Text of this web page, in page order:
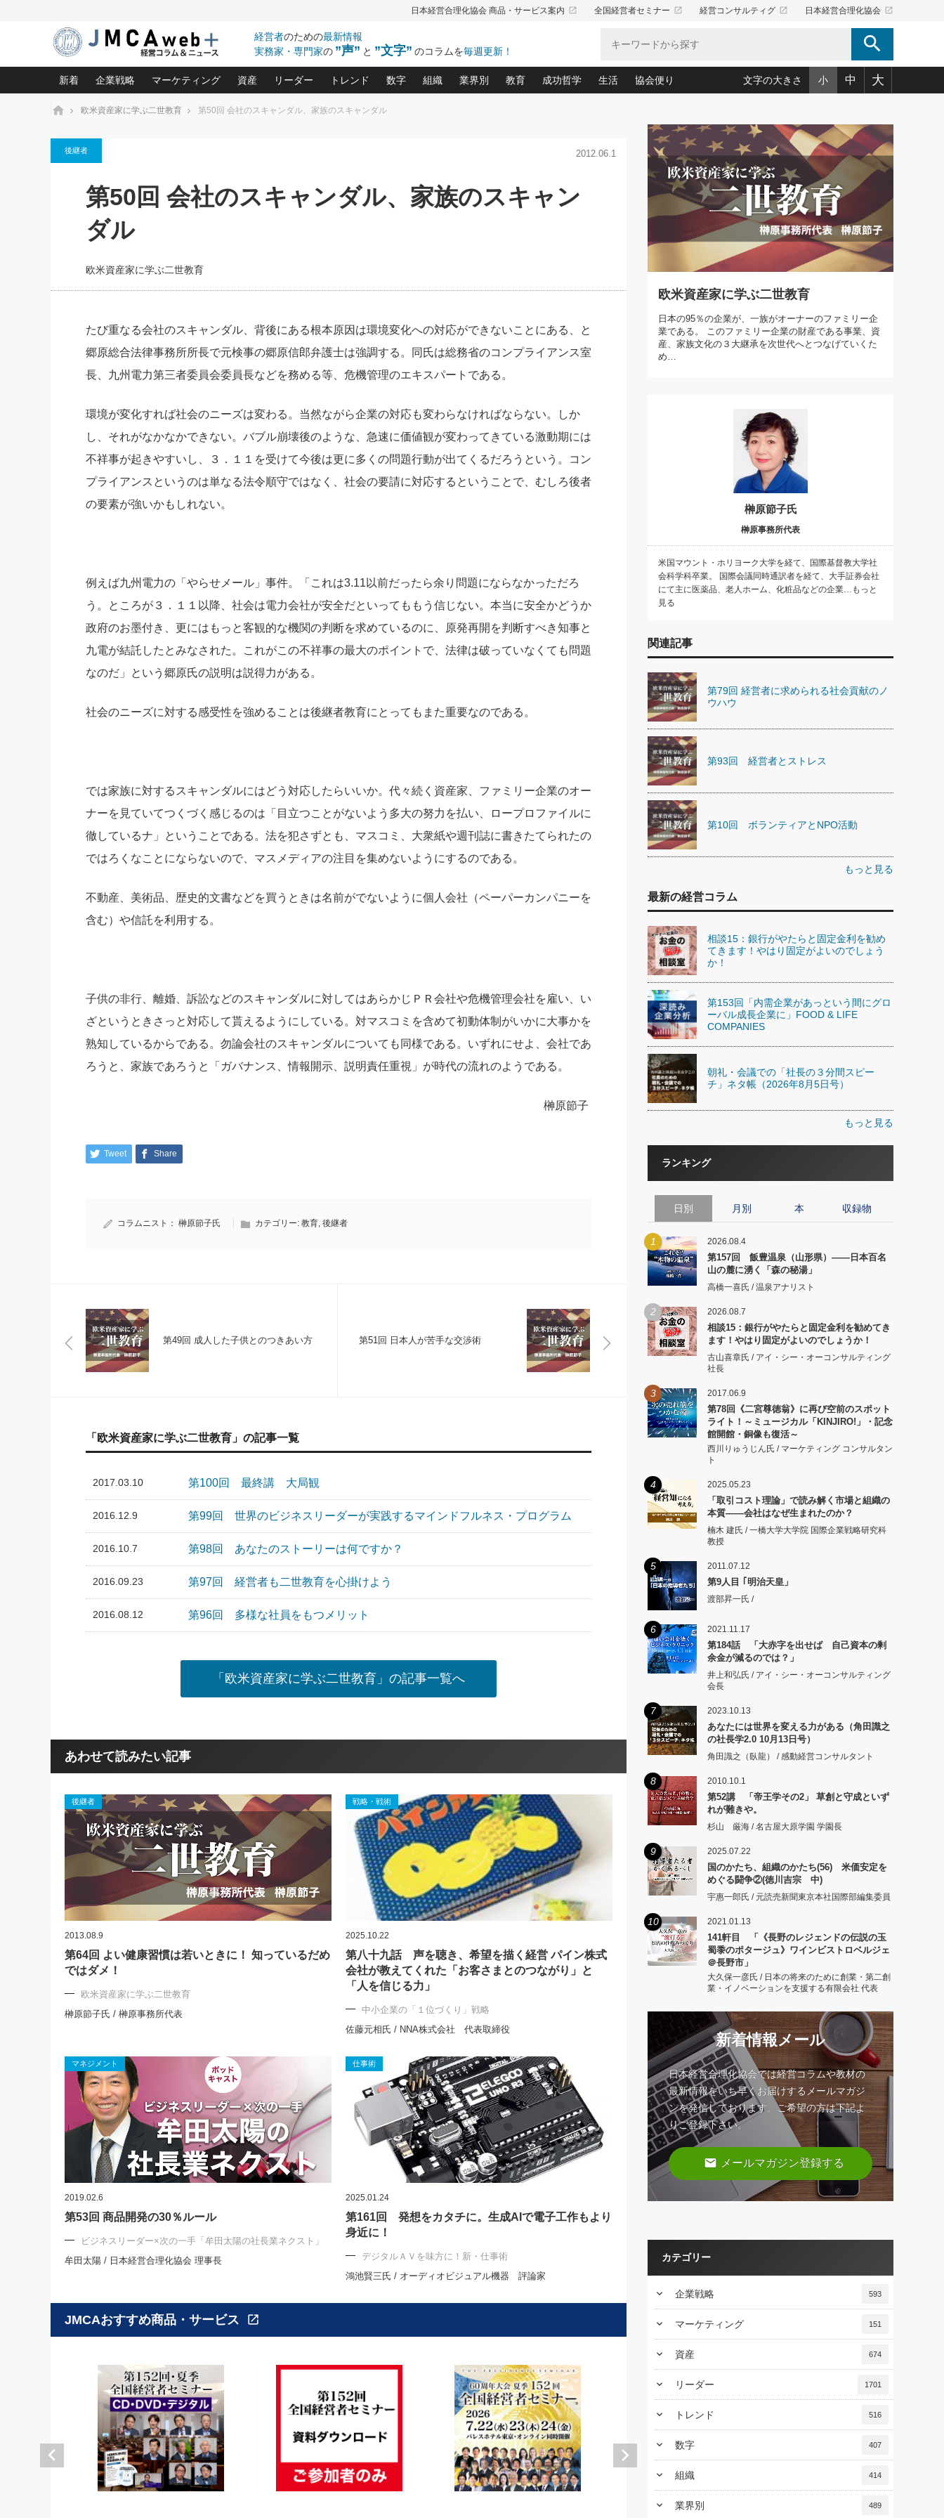
日本経営合理化協会 商品・サービス案内 launch 全国経営者セミナー launch 経営コンサルティグ launch 日本経営合理化協会 launch
経営者のための最新情報
実務家・専門家の ”声” と ”文字” のコラムを毎週更新！ search
新着
相談15：銀行がやたらと固定金
利を勧めてきます！やはり固定
がよいのでしょうか！
2026.08.7
日号）
2026.08.5 2026.08.5
第86回 「言葉狩り」
もっとみる
企業戦略
中小企業の「１位づくり」戦略(96)
利益を最大化する「業務改善」横田尚哉氏(5)
強い会社を築く ビジネス・クリニック(240)
日本レーザー「人を大切にしながら利益を上げる経営」の極意
(3)
武器としてのM&A入門(3)
社長のための“儲かる通販”戦略視点(151)
継続経営 百話百行(85)
マーケティング
ロングセラーの玉手箱(9)
資産
中国経済の最新動向(204)
事業承継の前に、決めておきたい、知っておきたい、やってお
リーダー
ピョートル・F・グジバチの『経営戦略の新常識』(12)
次もあなたにお願いしたいと思われる「一流の仕事術」(28)
社長の右腕をつくる 人と組織を動かす(200)
酒井英之の社長のビジョン実現道場(10)
トレンド
北村森の「今月のヒット商品」(109)
数字
おカネが残る決算書にするために、やっておきたいこと(34)
会社を守り抜くための緊急対策(100)
強い決算書の会社はココが違う！(36)
銀行交渉はこうしなさい！(12)
組織
職場の生産性を下げるハラスメントの予防策(10)
賃金決定の定石(68)
業界別
大久保一彦の“流行る”お店の仕組みづくり(210)
柿内幸夫─社長のための現場改善(174)
教育
あなただからお願いしたいと思われる 気配りの達人(127)
クレーム対応 実践マニュアル(92)
クレーム対応の新知識と新常識(57)
デキル社員に育てる！ 社員教育の決め手(203)
社長のための“全員営業”(30)
行動科学マネジメント(5)
成功哲学
中国哲学に学ぶ 不況は会社守成の好機(38)
令和時代の「社長の人間力の磨き方」(86)
先人の名句名言の教え 東洋思想に学ぶ経営学(132)
渡部昇一の「日本の指導者たち」(32)
生活
おのころ心平の ──社長のための「か・ら・だマネジメント」
(50)
デジタルＡＶを味方に！新・仕事術(180)
リーダー脳の鍛え方(32)
ワインを楽しむ基礎レッスン(12)
必読！社長が読むべき今月の4冊(88)
眼と耳で楽しむ読書術(162)
社長の「氣」(30)
米国スポーツ・ビジネスに学ぶ心理学(98)
高橋一喜の『これぞ！"本物の温泉"』(157)
協会便り
「愛読者通信」著者インタビュー(44)
ビジネス見聞録 経営ニュース(100)
作間信司の経営無形庵(けいえいむぎょうあん)(166)
経営セミナー情報局(1)
繁栄への着眼点 牟田太陽(76)
講話を聞いて学ぼう 実学・耳学・磨く「ミミガク」のすすめ
文字の大きさ 小 中 大
ホーム 欧米資産家に学ぶ二世教育 第50回 会社のスキャンダル、家族のスキャンダル
後継者 2012.06.1
第50回 会社のスキャンダル、家族のスキャン
ダル
欧米資産家に学ぶ二世教育
たび重なる会社のスキャンダル、背後にある根本原因は環境変化への対応ができないことにある、と
郷原総合法律事務所所長で元検事の郷原信郎弁護士は強調する。同氏は総務省のコンプライアンス室
長、九州電力第三者委員会委員長などを務める等、危機管理のエキスパートである。
環境が変化すれば社会のニーズは変わる。当然ながら企業の対応も変わらなければならない。しか
し、それがなかなかできない。バブル崩壊後のような、急速に価値観が変わってきている激動期には
不祥事が起きやすいし、３．１１を受けて今後は更に多くの問題行動が出てくるだろうという。コン
プライアンスというのは単なる法令順守ではなく、社会の要請に対応するということで、むしろ後者
の要素が強いかもしれない。
例えば九州電力の「やらせメール」事件。「これは3.11以前だったら余り問題にならなかっただろ
う。ところが３．１１以降、社会は電力会社が安全だといってももう信じない。本当に安全かどうか
政府のお墨付き、更にはもっと客観的な機関の判断を求めているのに、原発再開を判断すべき知事と
九電が結託したとみなされた。これがこの不祥事の最大のポイントで、法律は破っていなくても問題
なのだ」という郷原氏の説明は説得力がある。
社会のニーズに対する感受性を強めることは後継者教育にとってもまた重要なのである。
では家族に対するスキャンダルにはどう対応したらいいか。代々続く資産家、ファミリー企業のオー
ナーを見ていてつくづく感じるのは「目立つことがないよう多大の努力を払い、ロープロファイルに
徹しているナ」ということである。法を犯さずとも、マスコミ、大衆紙や週刊誌に書きたてられたの
ではろくなことにならないので、マスメディアの注目を集めないようにするのである。
不動産、美術品、歴史的文書などを買うときは名前がでないように個人会社（ペーパーカンパニーを
含む）や信託を利用する。
子供の非行、離婚、訴訟などのスキャンダルに対してはあらかじＰＲ会社や危機管理会社を雇い、い
ざというときさっと対応して貰えるようにしている。対マスコミを含めて初動体制がいかに大事かを
熟知しているからである。勿論会社のスキャンダルについても同様である。いずれにせよ、会社であ
ろうと、家族であろうと「ガバナンス、情報開示、説明責任重視」が時代の流れのようである。
榊原節子
Tweet Share
コラムニスト： 榊原節子氏 カテゴリー: 教育, 後継者
第49回 成人した子供とのつきあい方 第51回 日本人が苦手な交渉術
「欧米資産家に学ぶ二世教育」の記事一覧
2017.03.10 第100回 最終講 大局観
2016.12.9 第99回 世界のビジネスリーダーが実践するマインドフルネス・プログラム
2016.10.7 第98回 あなたのストーリーは何ですか？
2016.09.23 第97回 経営者も二世教育を心掛けよう
2016.08.12 第96回 多様な社員をもつメリット
「欧米資産家に学ぶ二世教育」の記事一覧へ
あわせて読みたい記事
後継者
2013.08.9
第64回 よい健康習慣は若いときに！ 知っているだめ
ではダメ！
欧米資産家に学ぶ二世教育
榊原節子氏 / 榊原事務所代表
戦略・戦術
2025.10.22
第八十九話 声を聴き、希望を描く経営 パイン株式
会社が教えてくれた「お客さまとのつながり」と
「人を信じる力」
中小企業の「１位づくり」戦略
佐藤元相氏 / NNA株式会社 代表取締役
マネジメント
2019.02.6
第53回 商品開発の30％ルール
ビジネスリーダー×次の一手「牟田太陽の社長業ネクスト」
牟田太陽 / 日本経営合理化協会 理事長
仕事術
2025.01.24
第161回 発想をカタチに。生成AIで電子工作もより
身近に！
デジタルＡＶを味方に！新・仕事術
鴻池賢三氏 / オーディオビジュアル機器 評論家
JMCAおすすめ商品・サービス open_in_new
欧米資産家に学ぶ二世教育
日本の95％の企業が、一族がオーナーのファミリー企
業である。 このファミリー企業の財産である事業、資
産、家族文化の３大継承を次世代へとつなげていくた
め…
榊原節子氏
榊原事務所代表
米国マウント・ホリヨーク大学を経て、国際基督教大学社
会科学科卒業。 国際会議同時通訳者を経て、大手証券会社
にて主に医薬品、老人ホーム、化粧品などの企業…もっと
見る
関連記事
第79回 経営者に求められる社会貢献のノ
ウハウ
第93回 経営者とストレス
第10回 ボランティアとNPO活動
もっと見る
最新の経営コラム
相談15：銀行がやたらと固定金利を勧め
てきます！やはり固定がよいのでしょう
か！
第153回「内需企業があっという間にグロ
ーバル成長企業に」FOOD & LIFE
COMPANIES
朝礼・会議での「社長の３分間スピー
チ」ネタ帳（2026年8月5日号）
もっと見る
ランキング
日別 月別 本 収録物
1 2026.08.4
第157回 飯豊温泉（山形県）――日本百名
山の麓に湧く「森の秘湯」
高橋一喜氏 / 温泉アナリスト
2 2026.08.7
相談15：銀行がやたらと固定金利を勧めてき
ます！やはり固定がよいのでしょうか！
古山喜章氏 / アイ・シー・オーコンサルティング
社長
3 2017.06.9
第78回《二宮尊徳翁》に再び空前のスポット
ライト！～ミュージカル「KINJIRO!」・記念
館開館・銅像も復活～
西川りゅうじん氏 / マーケティング コンサルタン
ト
4 2025.05.23
「取引コスト理論」で読み解く市場と組織の
本質――会社はなぜ生まれたのか？
楠木 建氏 / 一橋大学大学院 国際企業戦略研究科
教授
5 2011.07.12
第9人目 ｢明治天皇」
渡部昇一氏 /
6 2021.11.17
第184話 「大赤字を出せば 自己資本の剰
余金が減るのでは？」
井上和弘氏 / アイ・シー・オーコンサルティング
会長
7 2023.10.13
あなたには世界を変える力がある（角田識之
の社長学2.0 10月13日号）
角田識之（臥龍） / 感動経営コンサルタント
8 2010.10.1
第52講 「帝王学その2」 草創と守成といず
れが難きや。
杉山 厳海 / 名古屋大原学園 学園長
9 2025.07.22
国のかたち、組織のかたち(56) 米価安定を
めぐる闘争②(徳川吉宗 中)
宇惠一郎氏 / 元読売新聞東京本社国際部編集委員
10 2021.01.13
141軒目 「《長野のレジェンドの伝説の玉
蜀黍のポタージュ》ワインビストロベルジェ
＠長野市」
大久保一彦氏 / 日本の将来のために創業・第二創
業・イノベーションを支援する有限会社 代表
新着情報メール
日本経営合理化協会では経営コラムや教材の
最新情報をいち早くお届けするメールマガジ
ンを発信しております。ご希望の方は下記よ
りご登録下さい。
email メールマガジン登録する
カテゴリー
keyboard_arrow_down 企業戦略 593
keyboard_arrow_down マーケティング 151
keyboard_arrow_down 資産 674
keyboard_arrow_down リーダー 1701
keyboard_arrow_down トレンド 516
keyboard_arrow_down 数字 407
keyboard_arrow_down 組織 414
keyboard_arrow_down 業界別 489